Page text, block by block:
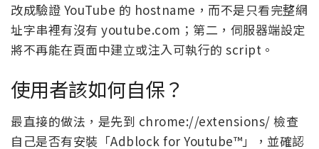
改成驗證 YouTube 的 hostname，而不是只看完整網
址字串裡有沒有 youtube.com；第二，伺服器端設定
將不再能在頁面中建立或注入可執行的 script。
使用者該如何自保？
最直接的做法，是先到 chrome://extensions/ 檢查
自己是否有安裝「Adblock for Youtube™」，並確認